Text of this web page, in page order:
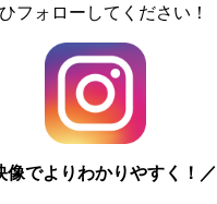
フォローしてください！
像でよりわかりやすく！／